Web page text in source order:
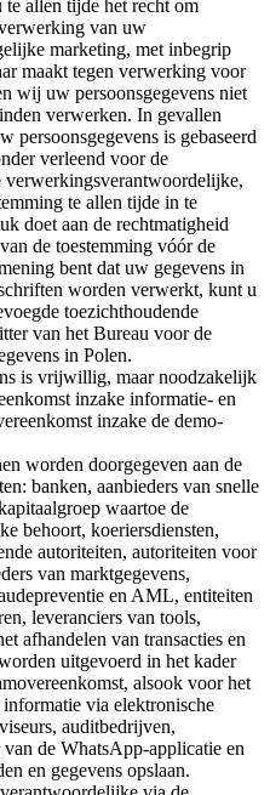
allen tijde het recht om
van uw
marketing, met inbegrip
maakt tegen verwerking voor
wij uw persoonsgegevens niet
verwerken. In gevallen
persoonsgegevens is gebaseerd
verleend voor de
verwerkingsverantwoordelijke,
te allen tijde in te
doet aan de rechtmatigheid
de toestemming vóór de
bent dat uw gegevens in
worden verwerkt, kunt u
toezichthoudende
van het Bureau voor de
in Polen.
is vrijwillig, maar noodzakelijk
inzake informatie- en
inzake de demo-
worden doorgegeven aan de
banken, aanbieders van snelle
waartoe de
behoort, koeriersdiensten,
autoriteiten, autoriteiten voor
van marktgegevens,
en AML, entiteiten
leveranciers van tools,
afhandelen van transacties en
uitgevoerd in het kader
alsook voor het
via elektronische
auditbedrijven,
van de WhatsApp-applicatie en
en gegevens opslaan.